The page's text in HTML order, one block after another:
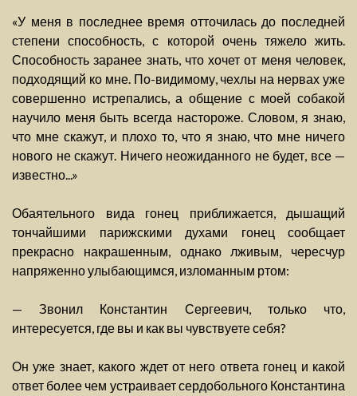
«У меня в последнее время отточилась до последней
степени способность, с которой очень тяжело жить.
Способность заранее знать, что хочет от меня человек,
подходящий ко мне. По-видимому, чехлы на нервах уже
совершенно истрепались, а общение с моей собакой
научило меня быть всегда настороже. Словом, я знаю,
что мне скажут, и плохо то, что я знаю, что мне ничего
нового не скажут. Ничего неожиданного не будет, все —
известно...»
Обаятельного вида гонец приближается, дышащий
тончайшими парижскими духами гонец сообщает
прекрасно накрашенным, однако лживым, чересчур
напряженно улыбающимся, изломанным ртом:
— Звонил Константин Сергеевич, только что,
интересуется, где вы и как вы чувствуете себя?
Он уже знает, какого ждет от него ответа гонец и какой
ответ более чем устраивает сердобольного Константина